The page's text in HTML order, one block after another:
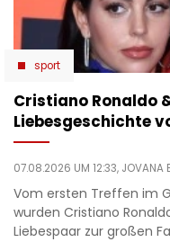
sport
Cristiano Ronaldo
Liebesgeschichte
07.08.2026 UM 12:33, JOVANA
Vom ersten Treffen im
wurden Cristiano
Liebespaar zur großen